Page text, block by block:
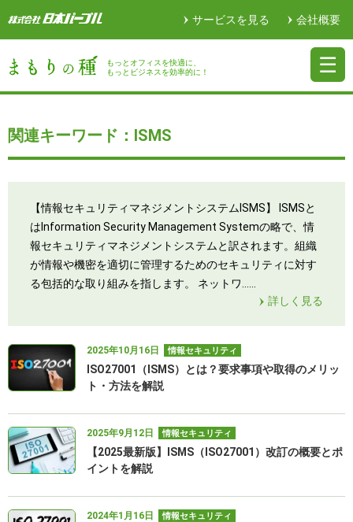
サービスを見る 会社概要
もっとオフィスを快適に、
もっとビジネスを効率的に！
関連キーワード：ISMS
【情報セキュリティマネジメントシステムISMS】 ISMSと
はInformation Security Management Systemの略で、情
報セキュリティマネジメントシステムと訳されます。組織
が情報や機密を適切に管理するためのセキュリティに対す
る包括的な取り組みを指します。 ネットワ……
詳しく見る
2025年10月16日 情報セキュリティ
ISO27001（ISMS）とは？要求事項や取得のメリッ
ト・方法を解説
2025年9月12日 情報セキュリティ
【2025最新版】ISMS（ISO27001）改訂の概要とポ
イントを解説
2024年1月16日 情報セキュリティ